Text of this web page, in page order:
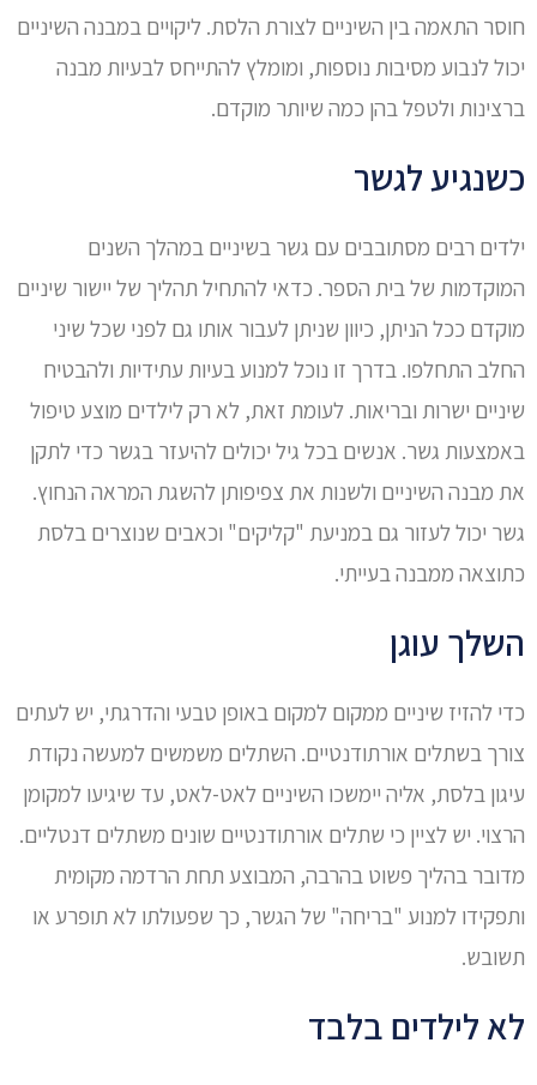
חוסר התאמה בין השיניים לצורת הלסת. ליקויים במבנה השיניים
יכול לנבוע מסיבות נוספות, ומומלץ להתייחס לבעיות מבנה
ברצינות ולטפל בהן כמה שיותר מוקדם.
כשנגיע לגשר
ילדים רבים מסתובבים עם גשר בשיניים במהלך השנים
המוקדמות של בית הספר. כדאי להתחיל תהליך של יישור שיניים
מוקדם ככל הניתן, כיוון שניתן לעבור אותו גם לפני שכל שיני
החלב התחלפו. בדרך זו נוכל למנוע בעיות עתידיות ולהבטיח
שיניים ישרות ובריאות. לעומת זאת, לא רק לילדים מוצע טיפול
באמצעות גשר. אנשים בכל גיל יכולים להיעזר בגשר כדי לתקן
את מבנה השיניים ולשנות את צפיפותן להשגת המראה הנחוץ.
גשר יכול לעזור גם במניעת "קליקים" וכאבים שנוצרים בלסת
כתוצאה ממבנה בעייתי.
השלך עוגן
כדי להזיז שיניים ממקום למקום באופן טבעי והדרגתי, יש לעתים
צורך בשתלים אורתודנטיים. השתלים משמשים למעשה נקודת
עיגון בלסת, אליה יימשכו השיניים לאט-לאט, עד שיגיעו למקומן
הרצוי. יש לציין כי שתלים אורתודנטיים שונים משתלים דנטליים.
מדובר בהליך פשוט בהרבה, המבוצע תחת הרדמה מקומית
ותפקידו למנוע "בריחה" של הגשר, כך שפעולתו לא תופרע או
תשובש.
לא לילדים בלבד